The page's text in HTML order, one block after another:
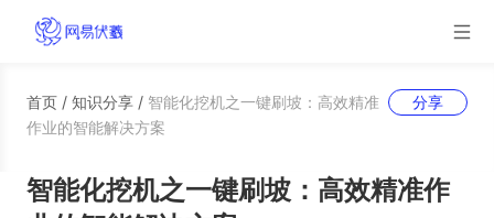
首页 / 知识分享 / 智能化挖机之一键刷坡：高效精准
作业的智能解决方案
分享
智能化挖机之一键刷坡：高效精准作